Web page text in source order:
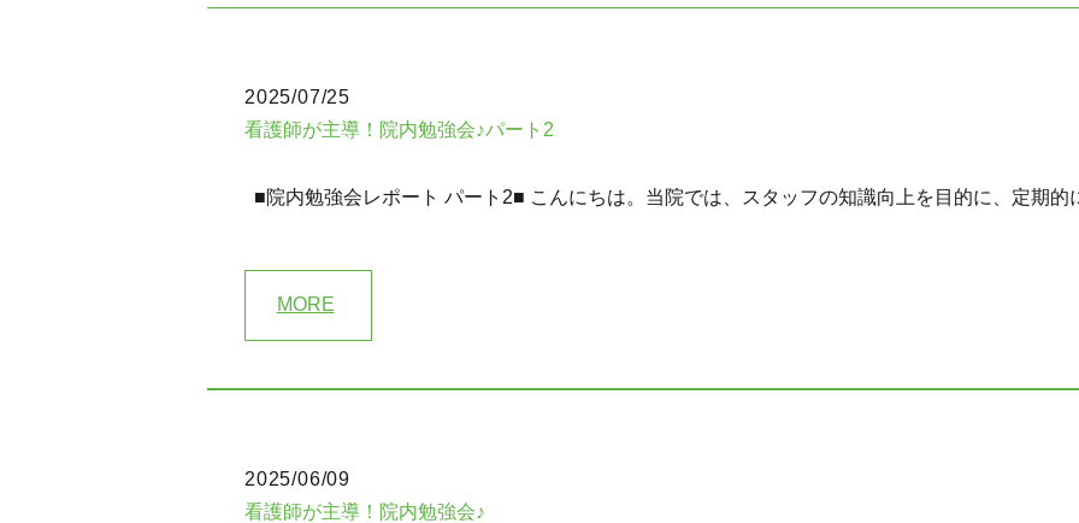
2025/07/25
看護師が主導！院内勉強会♪パート2
■院内勉強会レポート パート2■ こんにちは。当院では、スタッフの知識向上を目的に、定期的
MORE
2025/06/09
看護師が主導！院内勉強会♪